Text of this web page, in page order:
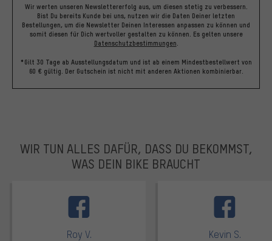
Wir werten unseren Newslettererfolg aus, um diesen stetig zu verbessern.
Bist Du bereits Kunde bei uns, nutzen wir die Daten Deiner letzten
Bestellungen, um die Newsletter Deinen Interessen anpassen zu können und
somit diesen für Dich wertvoller gestalten zu können. Es gelten unsere
Datenschutzbestimmungen.
*Gilt 30 Tage ab Ausstellungsdatum und ist ab einem Mindestbestellwert von
60 € gültig. Der Gutschein ist nicht mit anderen Aktionen kombinierbar.
WIR TUN ALLES DAFÜR, DASS DU BEKOMMST,
WAS DEIN BIKE BRAUCHT
Roy V. Kevin S.